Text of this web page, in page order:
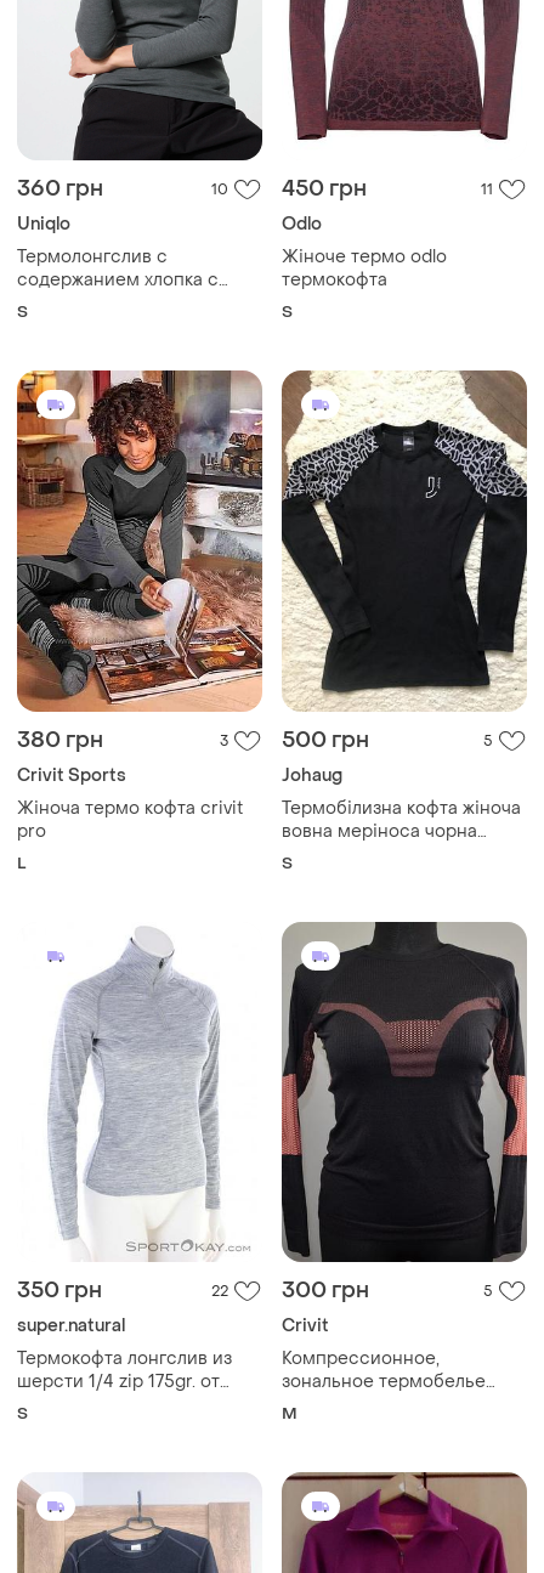
360 грн 10
Uniqlo
Термолонгслив с
содержанием хлопка с
круглым вырезом heattech
S
450 грн 11
Odlo
Жіноче термо odlo
термокофта
S
380 грн 3
Crivit Sports
Жіноча термо кофта crivit
pro
L
500 грн 5
Johaug
Термобілизна кофта жіноча
вовна меріноса чорна
розмір s
S
350 грн 22
super.natural
Термокофта лонгслив из
шерсти 1/4 zip 175gr. от
super.natural
S
300 грн 5
Crivit
Компрессионное,
зональное термобелье
crivit (m) женское
M